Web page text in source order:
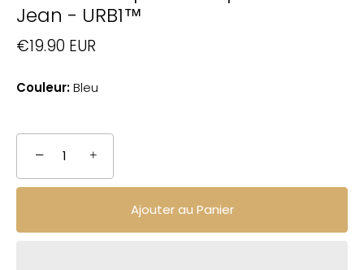
Jean - URB1™
€19.90 EUR
Couleur:Bleu
− +
Ajouter au Panier